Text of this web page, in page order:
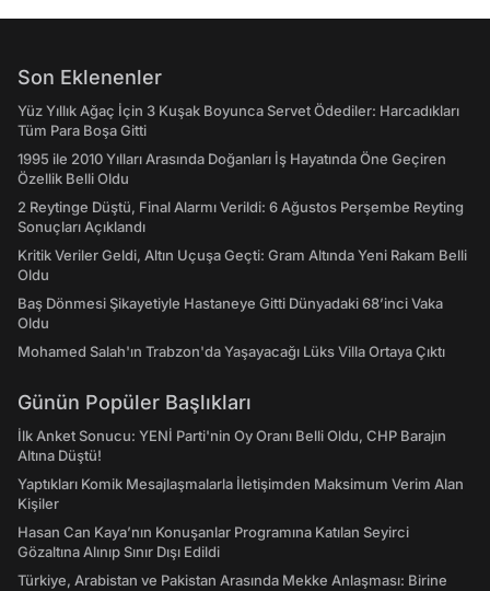
Son Eklenenler
Yüz Yıllık Ağaç İçin 3 Kuşak Boyunca Servet Ödediler: Harcadıkları
Tüm Para Boşa Gitti
1995 ile 2010 Yılları Arasında Doğanları İş Hayatında Öne Geçiren
Özellik Belli Oldu
2 Reytinge Düştü, Final Alarmı Verildi: 6 Ağustos Perşembe Reyting
Sonuçları Açıklandı
Kritik Veriler Geldi, Altın Uçuşa Geçti: Gram Altında Yeni Rakam Belli
Oldu
Baş Dönmesi Şikayetiyle Hastaneye Gitti Dünyadaki 68’inci Vaka
Oldu
Mohamed Salah'ın Trabzon'da Yaşayacağı Lüks Villa Ortaya Çıktı
Günün Popüler Başlıkları
İlk Anket Sonucu: YENİ Parti'nin Oy Oranı Belli Oldu, CHP Barajın
Altına Düştü!
Yaptıkları Komik Mesajlaşmalarla İletişimden Maksimum Verim Alan
Kişiler
Hasan Can Kaya’nın Konuşanlar Programına Katılan Seyirci
Gözaltına Alınıp Sınır Dışı Edildi
Türkiye, Arabistan ve Pakistan Arasında Mekke Anlaşması: Birine